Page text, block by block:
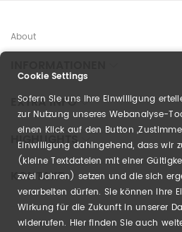
About
EXTRA INFO
HIGHLIGHTS
KONTAKT
Cookie Settings
Sofern Sie uns Ihre Einwilligung
zur Nutzung unseres Webanalyse-
einen Klick auf den Button
Einwilligung dahingehend, dass wir
(kleine Textdateien mit einer
zwei Jahren) setzen und die sich
verarbeiten dürfen. Sie können Ihre
Wirkung für die Zukunft in unserer
widerrufen. Hier finden Sie auch